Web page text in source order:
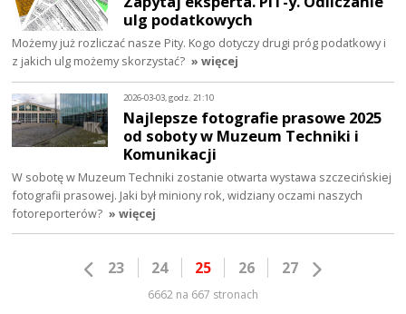
ulg podatkowych
Możemy już rozliczać nasze Pity. Kogo dotyczy drugi próg podatkowy i
z jakich ulg możemy skorzystać? » więcej
2026-03-03, godz. 21:10
Najlepsze fotografie prasowe 2025
od soboty w Muzeum Techniki i
Komunikacji
W sobotę w Muzeum Techniki zostanie otwarta wystawa szczecińskiej
fotografii prasowej. Jaki był miniony rok, widziany oczami naszych
fotoreporterów? » więcej
23 24 25 26 27
6662 na 667 stronach